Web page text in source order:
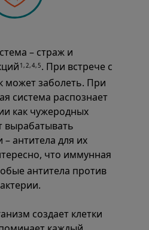
– страж и
1,2,4,5. При встрече с
может заболеть. При
система распознает
как чужеродных
вырабатывать
антитела для их
что иммунная
антитела против
создает клетки